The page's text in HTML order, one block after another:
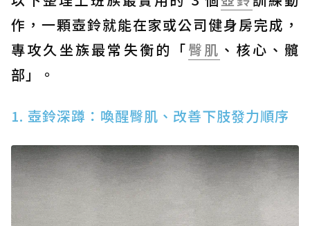
作，一顆壺鈴就能在家或公司健身房完成，
專攻久坐族最常失衡的「臀肌 、核心、髖
部」。
1. 壺鈴深蹲：喚醒臀肌、改善下肢發力順序